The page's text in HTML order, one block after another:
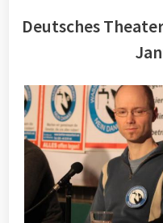
Deutsches